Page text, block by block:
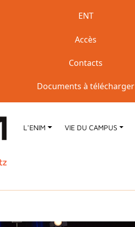
Accès rapide
ENT
Accès
Contacts
Documents à télécharger
L'ENIM VIE DU CAMPUS